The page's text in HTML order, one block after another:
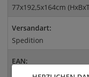
77x192,5x164cm
Versandart:
Spedition
EAN:
4056026382213